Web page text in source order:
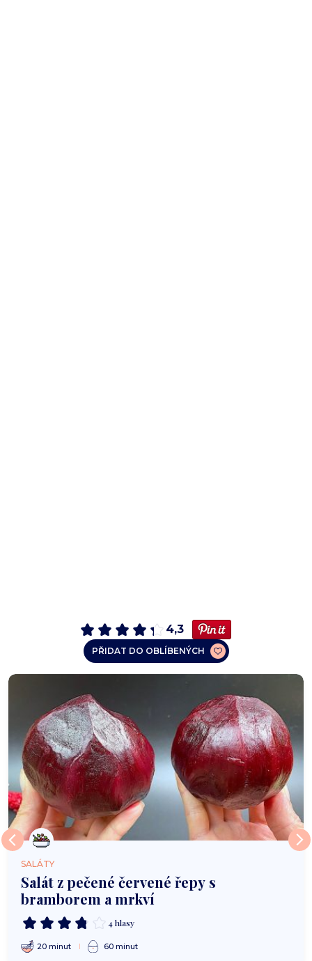
4,3
PŘIDAT DO OBLÍBENÝCH
SALÁTY
Salát z pečené červené řepy s
bramborem a mrkví
4 hlasy
20 minut 60 minut